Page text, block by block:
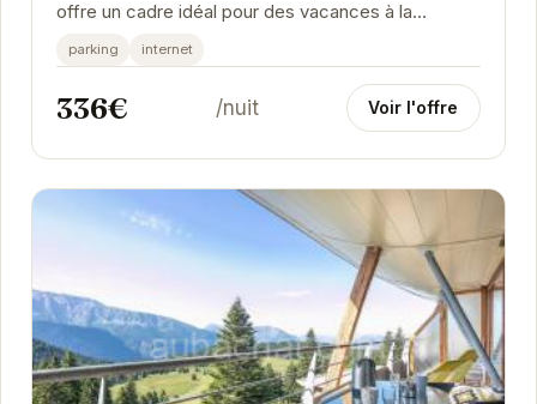
offre un cadre idéal pour des vacances à la
montagne. Avec une superficie de 42 m², il peut...
parking internet
336€ /nuit Voir l'offre